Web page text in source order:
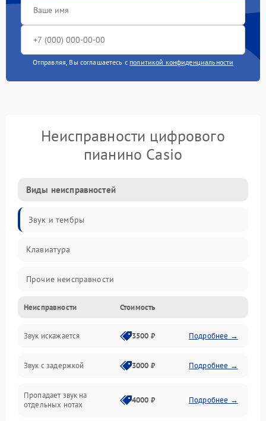
Отправляя, Вы соглашаетесь с политикой конфиденциальности
Неисправности цифрового
пианино Casio
Виды неисправностей
Звук и тембры
Клавиатура
Прочие неисправности
Включение и работа
Управление и электроника
Подключения и интерфейсы
Педали и стойка
Неисправности Стоимость
Звук искажается 3500 ₽ Подробнее →
Звук с задержкой 3000 ₽ Подробнее →
Пропадает звук на
отдельных нотах
4000 ₽ Подробнее →